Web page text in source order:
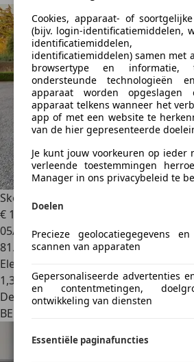
Skoda Octavia
€ 18.5001
05/2021
81.000 km
Elektrisch/Benzine
1,3 l/100 km (comb.)
Dealer
BE 3800
Cookies, apparaat- of
(bijv. login-identificatiemiddelen,
identificatiemiddelen,
identificatiemiddelen) samen met
browsertype en informatie,
ondersteunde technologieën
apparaat worden
apparaat telkens wanneer het
app of met een website te
van de hier gepresenteerde
Je kunt jouw voorkeuren op ieder
verleende toestemmingen
Manager in ons privacybeleid te
Doelen
Precieze geolocatiegegevens
scannen van apparaten
Gepersonaliseerde advertenties
en contentmetingen,
ontwikkeling van diensten
Essentiële paginafuncties